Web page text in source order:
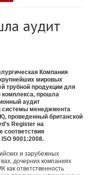
аудит
Компания
мировых
трубной продукции для
комплекса, прошла
аудит
системы менеджмента
проведенный британской
Register на
соответствия
9001:2008.
и зарубежных
дочерних компаниях
ответственность